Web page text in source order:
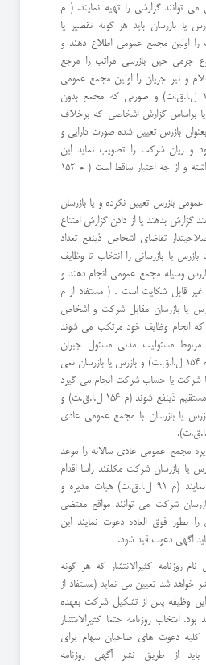
توانند گزارشی را تهیه نمایند. ( م
یا بازرسان باید هر گونه تقصیر یا
اولین مجمع عمومی اطلاع دهند و
جرمی حین بازرسی مراتب را مرجع
و نیز جریان را اولین مجمع عمومی
گزارش دهند (م ١٥١ ل.ا.ق.ت) و صورتی كه مجمع بدون
براساس گزارش اشخاصی كه برخلاف
بعنوان بازرس تعیین شده صورت دارایی و
و زیان شركت را تصویب نماید این
تصویب اثر قانونی نداشته و از جه اعتبار ساقط است ( م ١٥٢
بازرس تعیین نكرده و یا بازرسان
گزارش بدهند یا از دادن گزارش امتناع
تقاضای اشخاص ذینفع تعداد
یا بازرسانی را انتخاب تا وظایف
وسیله مجمع عمومی انجام دهند و
غیر قابل شكایت است . ( مستفاد از م
یا بازرسان مقابل شركت و اشخاص
كه انجام وظایف خود مرتكب می شوند
مسئولیت مدنی مسئول جبران
خسارت خواهند بود.(م ١٥٤ ل.ا.ق.ت) و بازرس یا بازرسان نمی
با شركت یا حساب شركت انجام می گیرد
بطور مستقیم یا غیر مستقیم ذینفع شوند (م ١٥٦ ل.ا.ق.ت) و
یا بازرسان با مجمع عمومی عادی
مجمع عمومی عادی سالانه را موعد
یا بازرسان شركت مكلفند راسا اقدام
دعوت مجمع مزبور نمایند (م ٩١ ل.ا.ق.ت) هیات مدیره و
شركت می توانند مواقع مقتضی
بطور فوق العاده دعوت نمایند این
اگهی دعوت قید شود.
روزنامه كثیرالانتشار كه هر گونه
شد تعیین می نماید (مستفاد از
ل.ا.ق.ت) این وظیفه پس از تشكیل شركت بعهده
انتخاب روزنامه حتما كثیرالانتشار
كلیه دعوت های صاحبان سهام برای
از طریق نشر آگهی روزنامه